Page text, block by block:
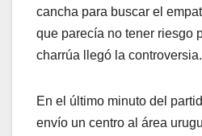
cancha para buscar el
que parecía no tener riesgo
charrúa llegó la controversia.
En el último minuto del
envío un centro al área